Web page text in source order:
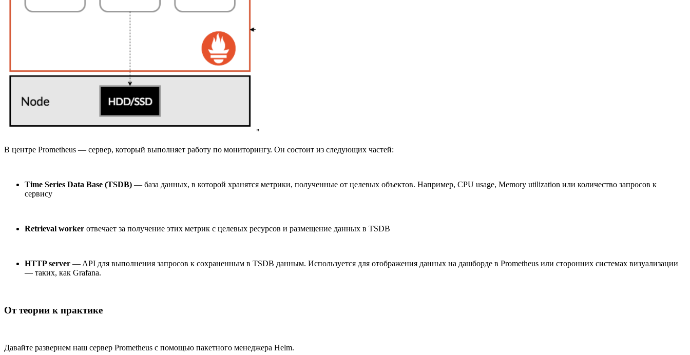
"
В центре Prometheus — сервер, который выполняет работу по мониторингу. Он состоит из следующих частей:
Time Series Data Base (TSDB) — база данных, в которой хранятся метрики, полученные от целевых объектов. Например, CPU usage, Memory utilization или количество запросов к
сервису
Retrieval worker отвечает за получение этих метрик с целевых ресурсов и размещение данных в TSDB
HTTP server — API для выполнения запросов к сохраненным в TSDB данным. Используется для отображения данных на дашборде в Prometheus или сторонних системах визуализации
— таких, как Grafana.
От теории к практике
Давайте развернем наш сервер Prometheus с помощью пакетного менеджера Helm.